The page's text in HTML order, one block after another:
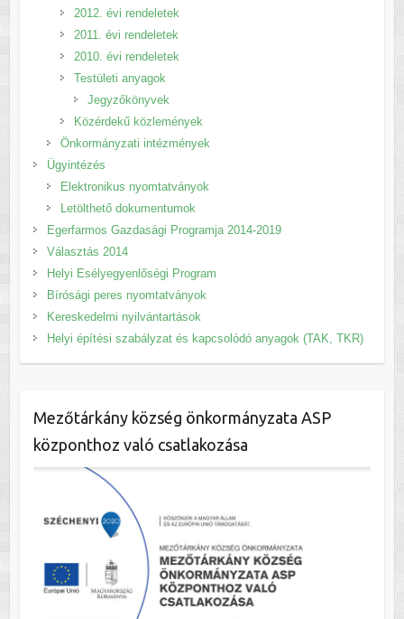
2012. évi rendeletek
2011. évi rendeletek
2010. évi rendeletek
Testületi anyagok
Jegyzőkönyvek
Közérdekű közlemények
Önkormányzati intézmények
Ügyintézés
Elektronikus nyomtatványok
Letölthető dokumentumok
Egerfarmos Gazdasági Programja 2014-2019
Választás 2014
Helyi Esélyegyenlőségi Program
Bírósági peres nyomtatványok
Kereskedelmi nyilvántartások
Helyi építési szabályzat és kapcsolódó anyagok (TAK, TKR)
Mezőtárkány község önkormányzata ASP
központhoz való csatlakozása